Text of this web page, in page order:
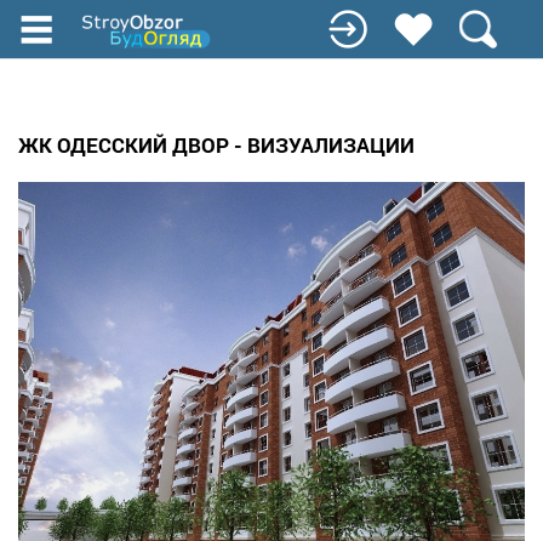
Перейти
до
ЖК ОДЕССКИЙ ДВОР - ВИЗУАЛИЗАЦИИ